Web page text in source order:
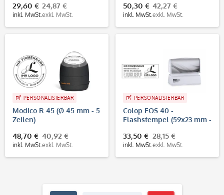
Firmenstempel
29,60 €
inkl. MwSt.
24,87 €
exkl. MwSt.
50,30 €
inkl. MwSt.
42,27 €
exkl. MwSt.
PERSONALISIERBAR
Modico R 45 (Ø 45 mm - 5
Zeilen)
48,70 €
inkl. MwSt.
40,92 €
exkl. MwSt.
PERSONALISIERBAR
Colop EOS 40 -
Flashstempel (59x23 mm -
33,50 €
inkl. MwSt.
28,15 €
exkl. MwSt.